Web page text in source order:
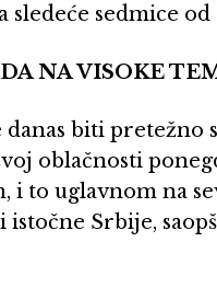
sledeće sedmice od
NA VISOKE
biti pretežno
oblačnosti
i to uglavnom na
Srbije,